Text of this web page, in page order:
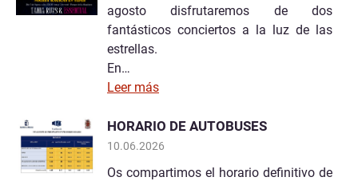
agosto disfrutaremos de dos
fantásticos conciertos a la luz de las
estrellas.
En…
Leer más
HORARIO DE AUTOBUSES
10.06.2026
Os compartimos el horario definitivo de